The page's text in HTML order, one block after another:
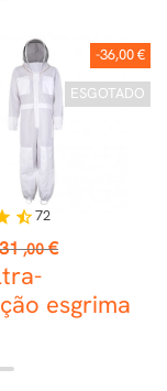
-36,00 €
ESGOTADO
,00 €
esgrima
star_half72